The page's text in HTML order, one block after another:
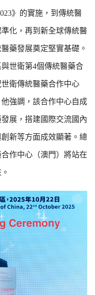
》的實施，到傳統醫
化，再到新全球傳統醫
藥發展奠定堅實基礎。
世衛第4個傳統醫藥合
衛傳統醫藥合作中心
他強調，該合作中心自成
展，搭建國際交流國內
新等方面成效顯著。總
作中心（澳門）將站在